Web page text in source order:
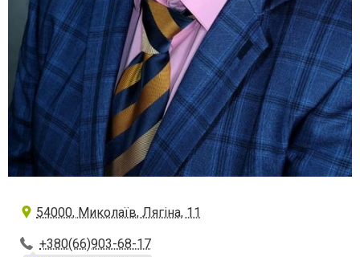
54000, Миколаїв, Лягіна, 11
+380(66)903-68-17